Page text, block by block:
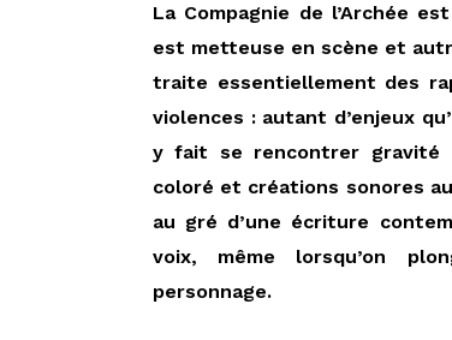
​La Compagnie de l’Archée
est metteuse en scène et
traite essentiellement des
violences : autant d’enjeux
y fait se rencontrer gravité
coloré et créations sonores
au gré d’une écriture
voix, même lorsqu’on
personnage.